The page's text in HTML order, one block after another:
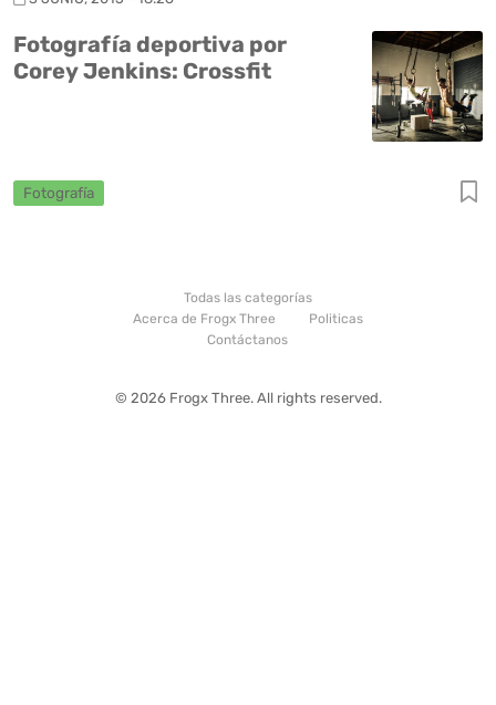
Fotografía deportiva por
Corey Jenkins: Crossfit
Fotografía
Todas las categorías
Acerca de Frogx Three
Politicas
Contáctanos
© 2026 Frogx Three. All rights reserved.